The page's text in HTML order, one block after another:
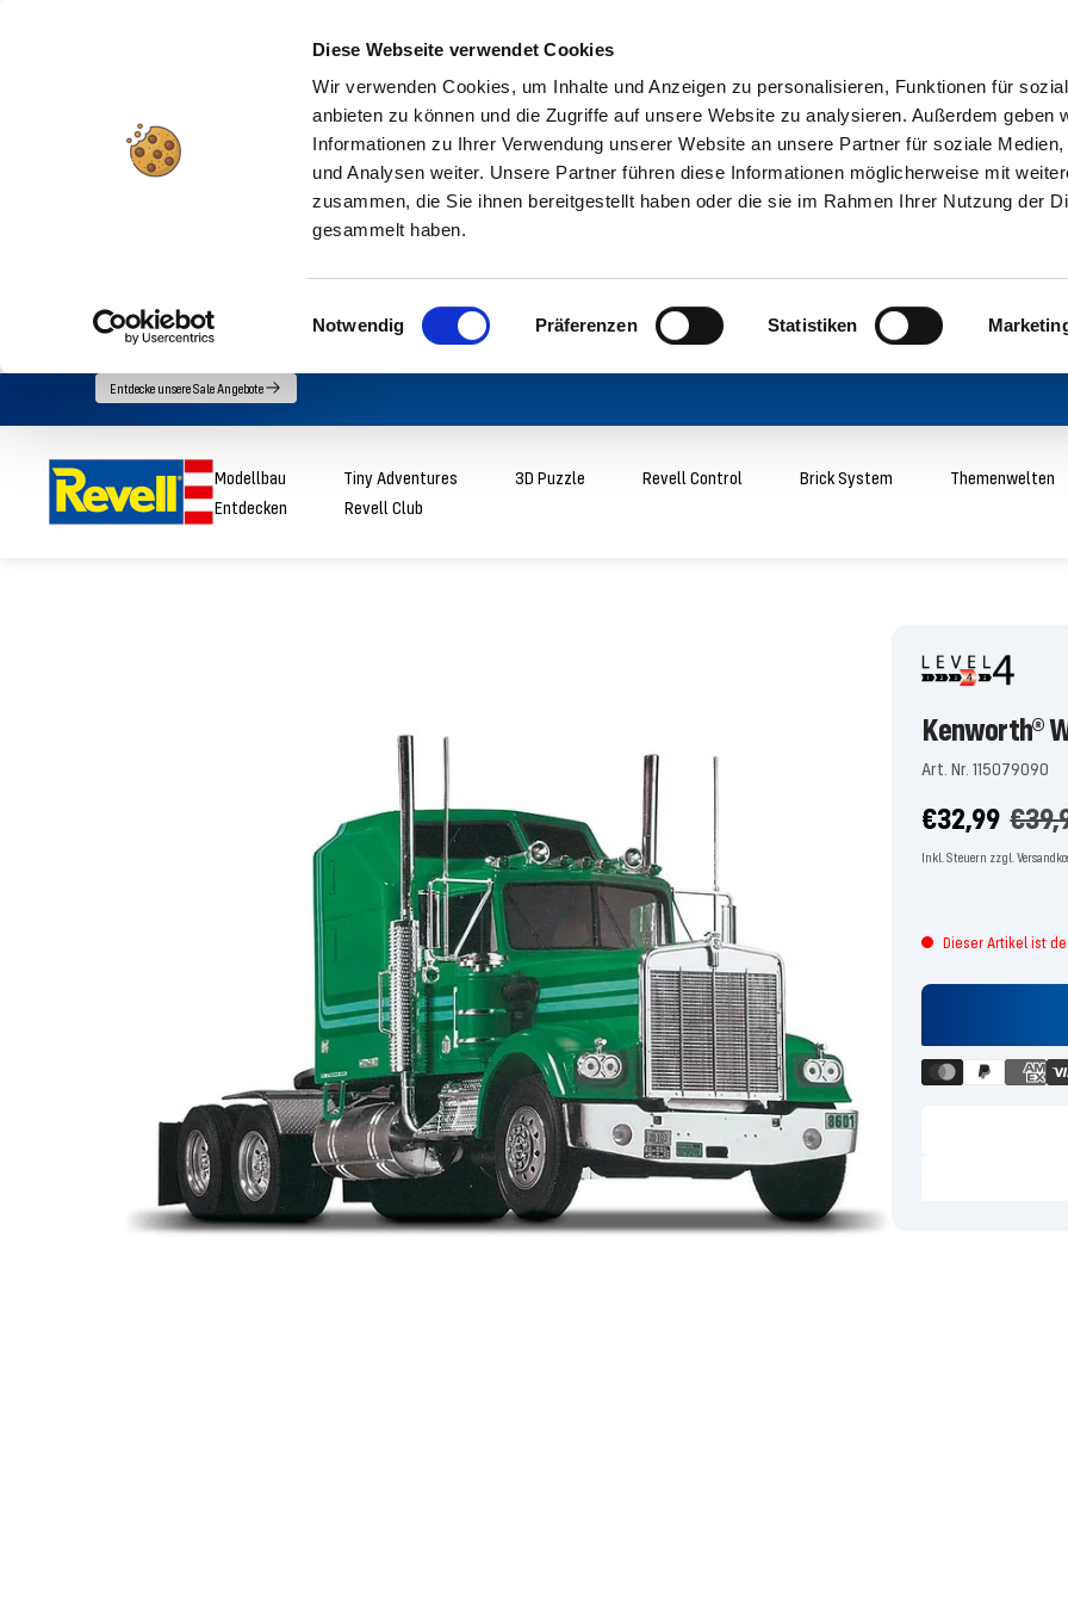
Diese Webseite verwendet Cookies
Wir verwenden Cookies, um Inhalte und Anzeigen zu personalisieren, Funktionen für
anbieten zu können und die Zugriffe auf unsere Website zu analysieren. Außerdem geben
Informationen zu Ihrer Verwendung unserer Website an unsere Partner für soziale Medien,
und Analysen weiter. Unsere Partner führen diese Informationen möglicherweise mit
zusammen, die Sie ihnen bereitgestellt haben oder die sie im Rahmen Ihrer Nutzung der
gesammelt haben.
Einwilligungsauswahl
Notwendig Präferenzen Statistiken
zum
Entdecke unsere Sale Angebote
Modellbau Tiny Adventures 3D Puzzle Revell Control Brick System
Themenwelten
Entdecken
Revell Club
Revell
Kenworth®
Art. Nr. 115079090
€32,99
Preis
Inkl. Steuern zzgl.
Dieser Artikel ist